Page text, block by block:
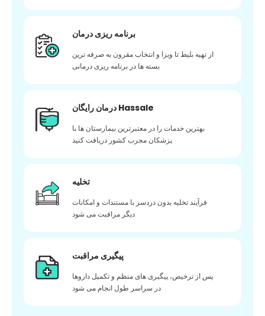
برنامه ریزی درمان
از تهیه بلیط تا ویزا و انتخاب مقرون به صرفه ترین
بسته ها در برنامه ریزی درمانی
درمان رایگان Hassale
بهترین خدمات را در معتبرترین بیمارستان ها با
پزشکان مجرب کشور دریافت کنید
تخلیه
فرآیند تخلیه بدون دردسر با مستندات و امکانات
دیگر مراقبت می شود
پیگیری مراقبت
پس از ترخیص، پیگیری های منظم و تکمیل داروها
در سراسر طول انجام می شود